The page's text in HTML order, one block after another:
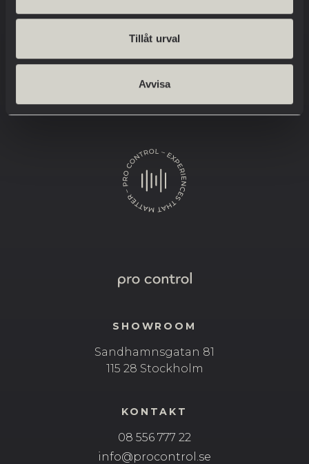
Tillåt urval
Avvisa
SHOWROOM
Sandhamnsgatan 81
115 28 Stockholm
KONTAKT
08 556 777 22
info@procontrol.se